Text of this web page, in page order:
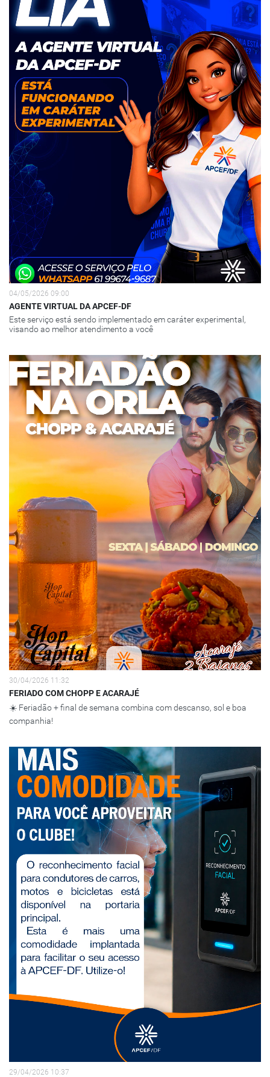
04/05/2026 09:00
AGENTE VIRTUAL DA APCEF-DF
Este serviço está sendo implementado em caráter experimental,
visando ao melhor atendimento a você
30/04/2026 11:32
FERIADO COM CHOPP E ACARAJÉ
☀️ Feriadão + final de semana combina com descanso, sol e boa
companhia!
29/04/2026 10:37